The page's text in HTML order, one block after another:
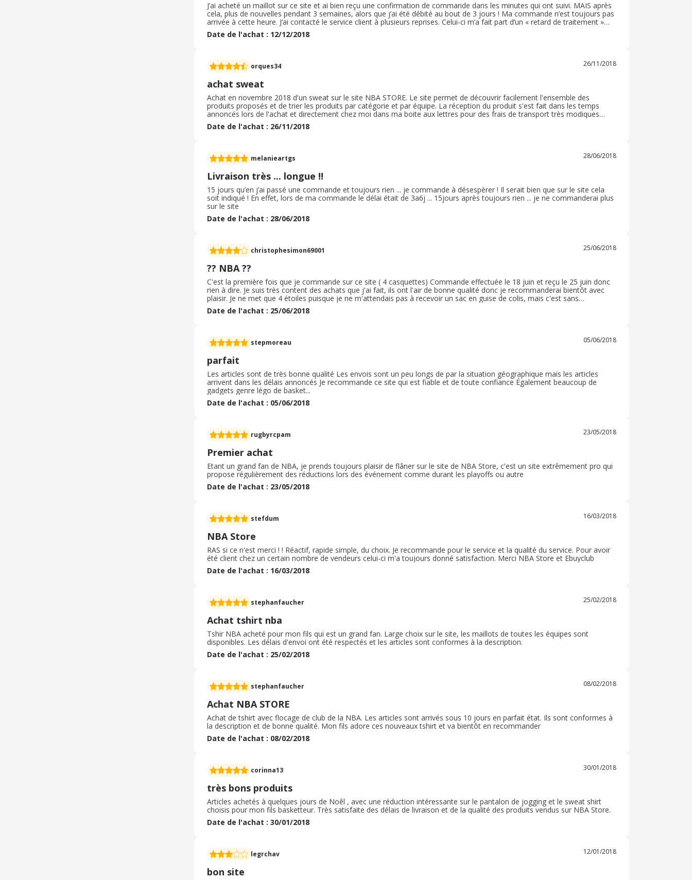
J’ai acheté un maillot sur ce site et ai bien reçu une confirmation de commande dans les minutes qui ont suivi. MAIS après
cela, plus de nouvelles pendant 3 semaines, alors que j’ai été débité au bout de 3 jours ! Ma commande n’est toujours pas
arrivée à cette heure. J’ai contacté le service client à plusieurs reprises. Celui-ci m’a fait part d’un « retard de traitement »
puis d’un « stock qui vient d’arriver ». Les frais d’en ports que j’ai payés 3. 50€ devaient me permettre d’avoir ma
commande sous 3 à 5 jours. Je ne recommande donc pas du tout la version française de ce site, qui est tout sauf
Date de l'achat : 12/12/2018
orques34 26/11/2018
achat sweat
Achat en novembre 2018 d'un sweat sur le site NBA STORE. Le site permet de découvrir facilement l'ensemble des
produits proposés et de trier les produits par catégorie et par équipe. La réception du produit s'est fait dans les temps
annoncés lors de l'achat et directement chez moi dans ma boite aux lettres pour des frais de transport très modiques
L'article correspond parfaitement à la description faite sur le site tant sur la forme, la couleur ou la taille. Je recommande
l'utilisation de ce site à tous.
Date de l'achat : 26/11/2018
melanieartgs 28/06/2018
Livraison très ... longue !!
15 jours qu’en j’ai passé une commande et toujours rien ... je commande à désespèrer ! Il serait bien que sur le site cela
soit indiqué ! En effet, lors de ma commande le délai était de 3a6j ... 15jours après toujours rien ... je ne commanderai plus
sur le site
Date de l'achat : 28/06/2018
christophesimon69001 25/06/2018
?? NBA ??
C'est la première fois que je commande sur ce site ( 4 casquettes) Commande effectuée le 18 juin et reçu le 25 juin donc
rien à dire. Je suis très content des achats que j'ai fait, ils ont l'air de bonne qualité donc je recommanderai bientôt avec
plaisir. Je ne met que 4 étoiles puisque je ne m'attendais pas à recevoir un sac en guise de colis, mais c'est sans
importance. . Tout est là et en bonne état.
Date de l'achat : 25/06/2018
stepmoreau 05/06/2018
parfait
Les articles sont de très bonne qualité Les envois sont un peu longs de par la situation géographique mais les articles
arrivent dans les délais annoncés Je recommande ce site qui est fiable et de toute confiance Également beaucoup de
gadgets genre légo de basket...
Date de l'achat : 05/06/2018
rugbyrcpam 23/05/2018
Premier achat
Etant un grand fan de NBA, je prends toujours plaisir de flâner sur le site de NBA Store, c'est un site extrêmement pro qui
propose régulièrement des réductions lors des événement comme durant les playoffs ou autre
Date de l'achat : 23/05/2018
stefdum 16/03/2018
NBA Store
RAS si ce n'est merci ! ! Réactif, rapide simple, du choix. Je recommande pour le service et la qualité du service. Pour avoir
été client chez un certain nombre de vendeurs celui-ci m'a toujours donné satisfaction. Merci NBA Store et Ebuyclub
Date de l'achat : 16/03/2018
stephanfaucher 25/02/2018
Achat tshirt nba
Tshir NBA acheté pour mon fils qui est un grand fan. Large choix sur le site, les maillots de toutes les équipes sont
disponibles. Les délais d'envoi ont été respectés et les articles sont conformes à la description.
Date de l'achat : 25/02/2018
stephanfaucher 08/02/2018
Achat NBA STORE
Achat de tshirt avec flocage de club de la NBA. Les articles sont arrivés sous 10 jours en parfait état. Ils sont conformes à
la description et de bonne qualité. Mon fils adore ces nouveaux tshirt et va bientôt en recommander
Date de l'achat : 08/02/2018
corinna13 30/01/2018
très bons produits
Articles achetés à quelques jours de Noêl , avec une réduction intéressante sur le pantalon de jogging et le sweat shirt
choisis pour mon fils basketteur. Très satisfaite des délais de livraison et de la qualité des produits vendus sur NBA Store.
Date de l'achat : 30/01/2018
legrchav 12/01/2018
bon site